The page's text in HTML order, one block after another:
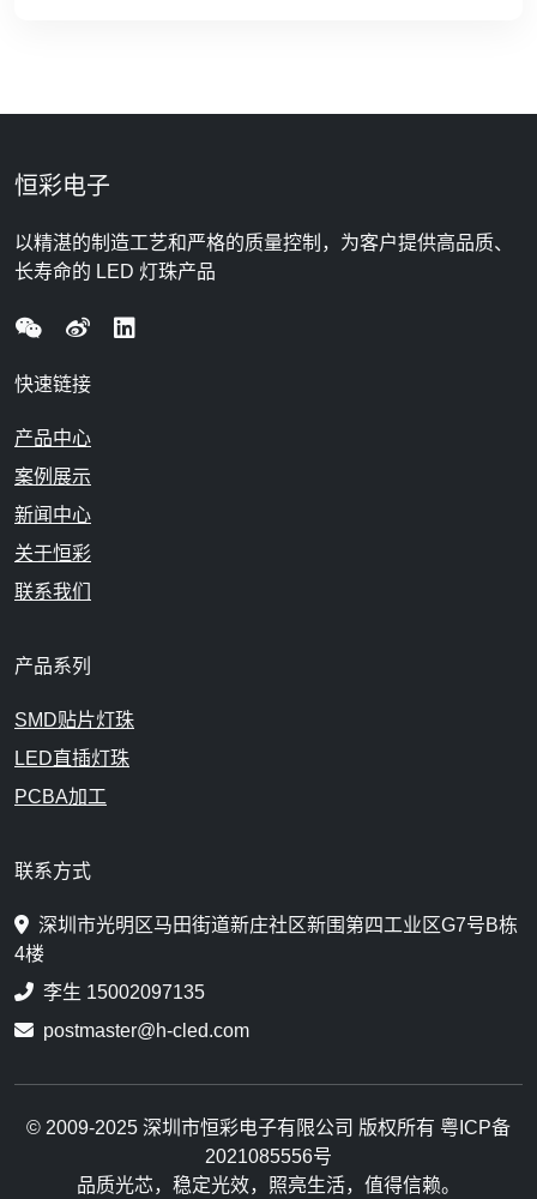
恒彩电子
以精湛的制造工艺和严格的质量控制，为客户提供高品质、
长寿命的 LED 灯珠产品
快速链接
产品中心
案例展示
新闻中心
关于恒彩
联系我们
产品系列
SMD贴片灯珠
LED直插灯珠
PCBA加工
联系方式
深圳市光明区马田街道新庄社区新围第四工业区G7号B栋
4楼
李生 15002097135
postmaster@h-cled.com
© 2009-2025 深圳市恒彩电子有限公司 版权所有 粤ICP备
2021085556号
品质光芯，稳定光效，照亮生活，值得信赖。